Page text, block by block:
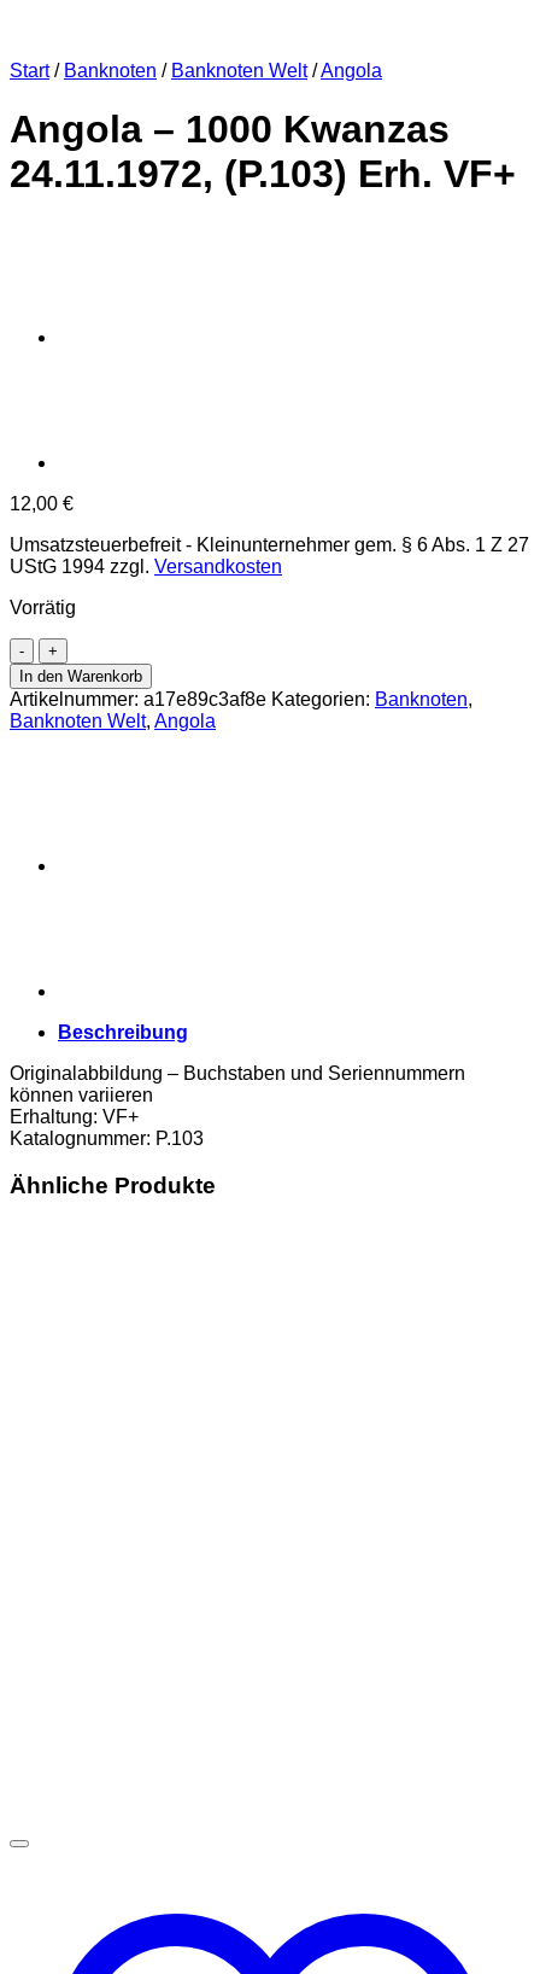
Start / Banknoten / Banknoten Welt /Angola
Angola – 1000 Kwanzas
24.11.1972, (P.103) Erh. VF+
12,00 €
Umsatzsteuerbefreit - Kleinunternehmer gem. § 6 Abs. 1 Z 27
UStG 1994 zzgl. Versandkosten
Vorrätig
Angola
-
1000
Kwanzas
24.11.1972,
In den Warenkorb
Artikelnummer: a17e89c3af8e Kategorien: Banknoten,
Banknoten Welt, Angola
Beschreibung
Originalabbildung – Buchstaben und Seriennummern
können variieren
Erhaltung: VF+
Katalognummer: P.103
Ähnliche Produkte